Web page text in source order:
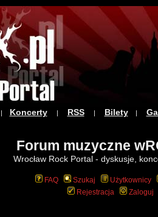
Koncerty| RSS| Bilety|
Forum muzyczne
Wrocław Rock Portal - dyskusje,
FAQ Szukaj Użytkownicy
Rejestracja
Zaloguj